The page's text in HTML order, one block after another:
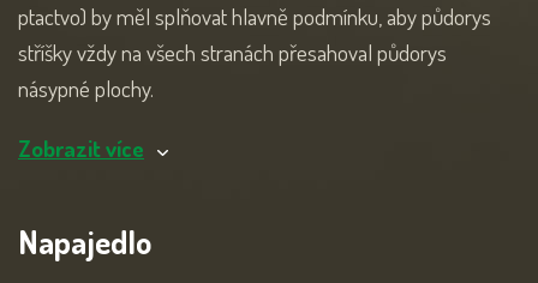
ptactvo) by měl splňovat hlavně podmínku, aby půdorys
stříšky vždy na všech stranách přesahoval půdorys
násypné plochy.
Zobrazit více
Napajedlo